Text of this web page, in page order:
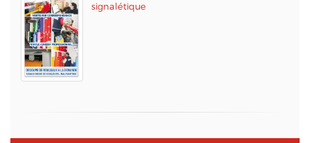
signalétique